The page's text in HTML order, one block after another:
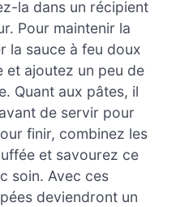
la dans un récipient
Pour maintenir la
la sauce à feu doux
et ajoutez un peu de
Quant aux pâtes, il
de servir pour
finir, combinez les
et savourez ce
soin. Avec ces
deviendront un